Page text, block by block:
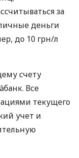
за
деньги
до 10 грн/л
счету
Все
текущего
учет и